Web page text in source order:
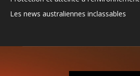
Les news australiennes inclassables